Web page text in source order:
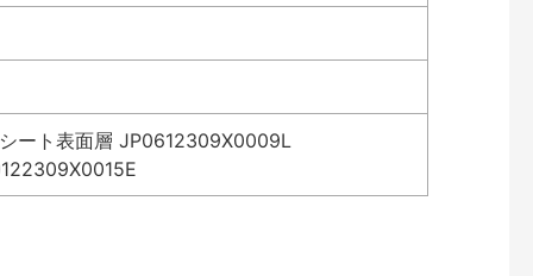
ート表面層 JP0612309X0009L